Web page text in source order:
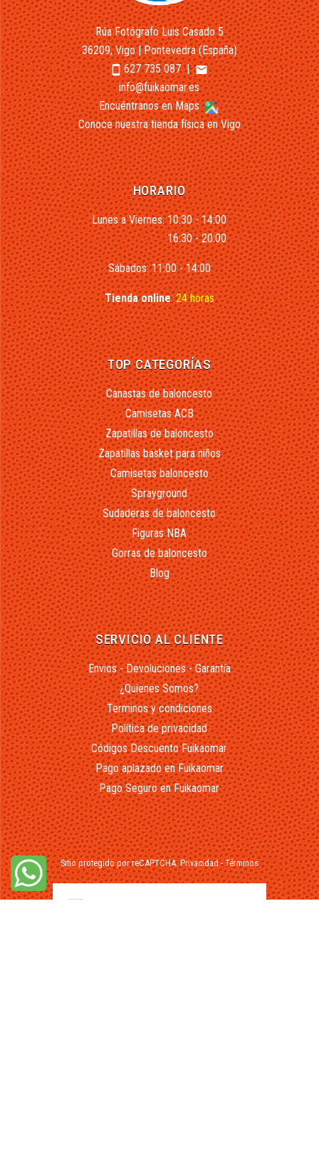
Rúa Fotógrafo Luis Casado 5
36209, Vigo | Pontevedra (España)
smartphone627 735 087|email
info@fuikaomar.es
Encuéntranos en Maps
Conoce nuestra tienda física en Vigo
HORARIO
Lunes a Viernes: 10:30 - 14:00
16:30 - 20:00
Sábados: 11:00 - 14:00
Tienda online:24 horas
TOP CATEGORÍAS
Canastas de baloncesto
Camisetas ACB
Zapatillas de baloncesto
Zapatillas basket para niños
Camisetas baloncesto
Sprayground
Sudaderas de baloncesto
Figuras NBA
Gorras de baloncesto
Blog
SERVICIO AL CLIENTE
Envios - Devoluciones - Garantía
¿Quienes Somos?
Terminos y condiciones
Política de privacidad
Códigos Descuento Fuikaomar
Pago aplazado en Fuikaomar
Pago Seguro en Fuikaomar
Sitio protegido por reCAPTCHA.Privacidad-Términos